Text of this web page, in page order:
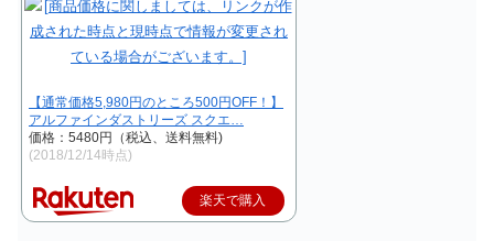
【通常価格5,980円のところ500円OFF！】
アルファインダストリーズ スクエ…
価格：5480円（税込、送料無料)
(2018/12/14時点)
楽天で購入